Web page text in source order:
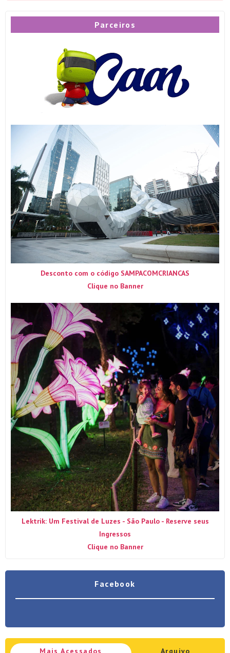
Parceiros
Desconto com o código SAMPACOMCRIANCAS
Clique no Banner
Lektrik: Um Festival de Luzes - São Paulo - Reserve seus
Ingressos
Clique no Banner
Facebook
Mais Acessados Arquivo